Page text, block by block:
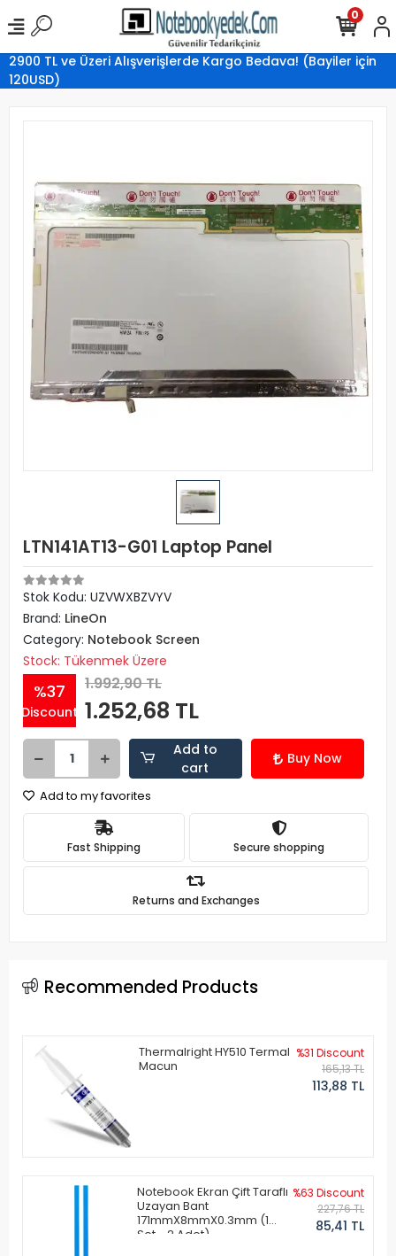
2900 TL ve Üzeri Alışverişlerde Kargo Bedava! (Bayiler için
120USD)
0
LTN141AT13-G01 Laptop Panel
Stok Kodu: UZVWXBZVYV
Brand: LineOn
Category: Notebook Screen
Stock: Tükenmek Üzere
%37
Discount
1.992,90 TL
1.252,68 TL
Add to
cart
Buy Now
Add to my favorites
Fast Shipping Secure shopping
Returns and Exchanges
Recommended Products
Thermalright HY510 Termal
Macun
%31 Discount
165,13 TL
113,88 TL
Notebook Ekran Çift Taraflı
Uzayan Bant
171mmX8mmX0.3mm (1
Set - 2 Adet)
%63 Discount
227,76 TL
85,41 TL